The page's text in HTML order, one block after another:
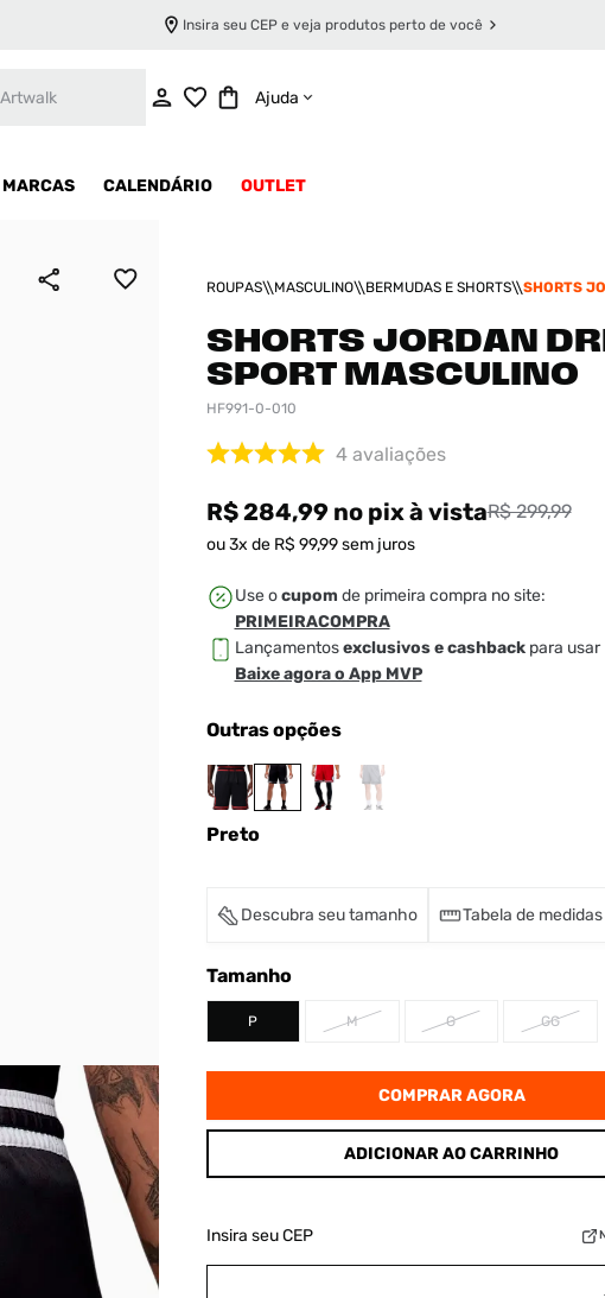
Insira seu CEP e veja produtos perto de você
Ajuda
MARCAS CALENDÁRIO OUTLET
ROUPAS MASCULINO BERMUDAS E SHORTS
SHORTS
SHORTS JORDAN
SPORT MASCULINO
HF991-0-010
4 avaliações
R$ 284,99no pixà vistaR$ 299,99
ou3x de R$ 99,99sem juros
Use ocupom de primeira compra no site:
PRIMEIRACOMPRA
Lançamentosexclusivos e cashbackpara usar
Baixe agora o App MVP
Outras opções
Preto
Descubra seu tamanho Tabela de medidas
Tamanho
P M G GG
COMPRAR AGORA
ADICIONAR AO CARRINHO
Insira seu CEP